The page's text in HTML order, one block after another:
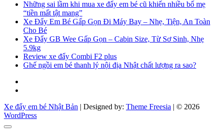
Những sai lầm khi mua xe đẩy em bé cũ khiến nhiều bố mẹ
“tiền mất tật mang”
Xe Đẩy Em Bé Gấp Gọn Đi Máy Bay – Nhẹ, Tiện, An Toàn
Cho Bé
Xe Đẩy GB Wee Gấp Gọn – Cabin Size, Từ Sơ Sinh, Nhẹ
5.9kg
Review xe đẩy Combi F2 plus
Ghế ngồi em bé thanh lý nội địa Nhật chất lượng ra sao?
Xe đẩy em bé Nhật Bản | Designed by: Theme Freesia | © 2026
WordPress
Go